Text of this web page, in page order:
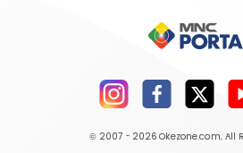
© 2007 - 2026 Okezone.com, All